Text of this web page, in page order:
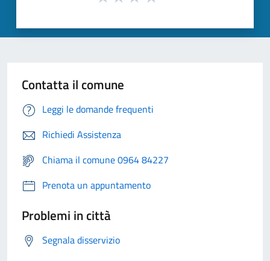
Contatta il comune
Leggi le domande frequenti
Richiedi Assistenza
Chiama il comune 0964 84227
Prenota un appuntamento
Problemi in città
Segnala disservizio